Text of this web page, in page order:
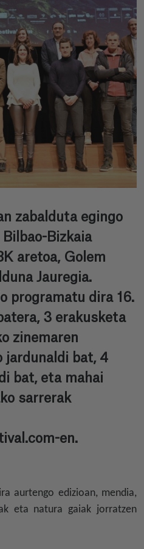
zabalduta egingo
Bizkaia
aretoa, Golem
Jauregia.
programatu dira 16.
3 erakusketa
zinemaren
jardunaldi bat, 4
bat, eta mahai
sarrerak
en.
aurtengo edizioan, mendia,
eta natura gaiak jorratzen